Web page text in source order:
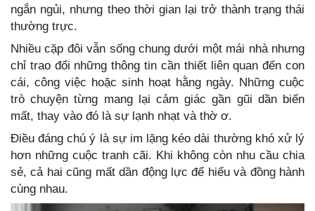
ngắn ngủi, nhưng theo thời gian lại trở thành trạng thái
thường trực.
Nhiều cặp đôi vẫn sống chung dưới một mái nhà nhưng
chỉ trao đổi những thông tin cần thiết liên quan đến con
cái, công việc hoặc sinh hoạt hằng ngày. Những cuộc
trò chuyện từng mang lại cảm giác gần gũi dần biến
mất, thay vào đó là sự lạnh nhạt và thờ ơ.
Điều đáng chú ý là sự im lặng kéo dài thường khó xử lý
hơn những cuộc tranh cãi. Khi không còn nhu cầu chia
sẻ, cả hai cũng mất dần động lực để hiểu và đồng hành
cùng nhau.